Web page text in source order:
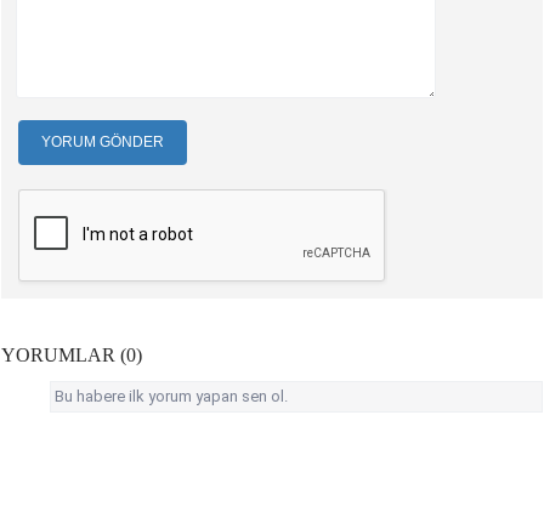
YORUM GÖNDER
YORUMLAR (0)
Bu habere ilk yorum yapan sen ol.